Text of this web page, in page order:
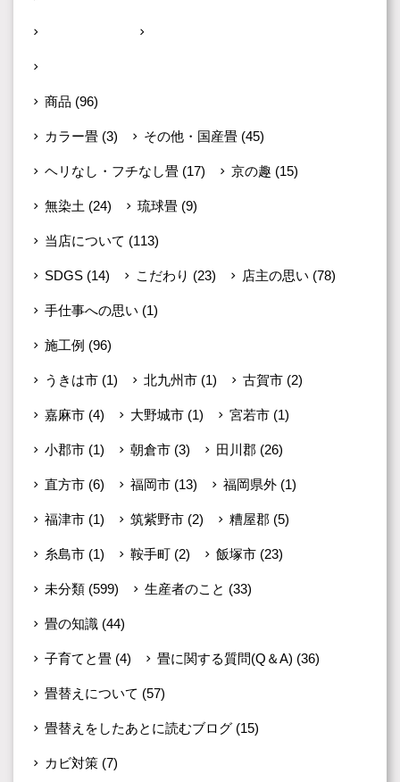
商品 (96)
カラー畳 (3) その他・国産畳 (45)
ヘリなし・フチなし畳 (17) 京の趣 (15)
無染土 (24) 琉球畳 (9)
当店について (113)
SDGS (14) こだわり (23) 店主の思い (78)
手仕事への思い (1)
施工例 (96)
うきは市 (1) 北九州市 (1) 古賀市 (2)
嘉麻市 (4) 大野城市 (1) 宮若市 (1)
小郡市 (1) 朝倉市 (3) 田川郡 (26)
直方市 (6) 福岡市 (13) 福岡県外 (1)
福津市 (1) 筑紫野市 (2) 糟屋郡 (5)
糸島市 (1) 鞍手町 (2) 飯塚市 (23)
未分類 (599) 生産者のこと (33)
畳の知識 (44)
子育てと畳 (4) 畳に関する質問(Q＆A) (36)
畳替えについて (57)
畳替えをしたあとに読むブログ (15)
カビ対策 (7)